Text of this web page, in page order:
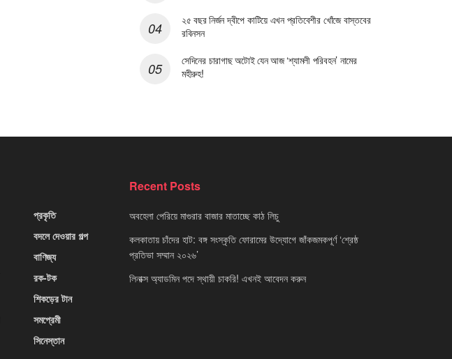
২৫ বছর নির্জন দ্বীপে কাটিয়ে এখন প্রতিবেশীর খোঁজে বাস্তবের
রবিনসন
সেদিনের চারাগাছ অটোই যেন আজ ‘শ্যামলী পরিবহন’ নামের
মহীরুহ!
প্রকৃতি
বদলে দেওয়ার গল্প
বাণিজ্য
রক-টক
শিকড়ের টান
সমপ্রেমী
সিনেস্তান
Recent Posts
অবহেলা পেরিয়ে মাগুরার বাজার মাতাচ্ছে কাঠ লিচু
কলকাতায় চাঁদের হাট: বঙ্গ সংস্কৃতি ফোরামের উদ্যোগে জাঁকজমকপূর্ণ ‘শ্রেষ্ঠ
প্রতিভা সম্মান ২০২৬’
লিনাক্স অ্যাডমিন পদে স্থায়ী চাকরি! এখনই আবেদন করুন